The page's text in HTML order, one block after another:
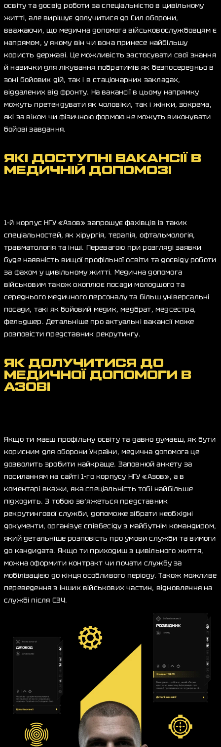
освіту та досвід роботи за спеціальністю в цивільному
житті, але вирішує долучитися до Сил оборони,
вважаючи, що медична допомога військовослужбовцям є
напрямом, у якому він чи вона принесе найбільшу
користь державі. Це можливість застосувати свої знання
й навички для лікування побратимів як безпосередньо в
зоні бойових дій, так і в стаціонарних закладах,
віддалених від фронту. На вакансії в цьому напрямку
можуть претендувати як чоловіки, так і жінки, зокрема,
які за віком чи фізичною формою не можуть виконувати
бойові завдання.
ЯКІ ДОСТУПНІ ВАКАНСІЇ В
МЕДИЧНІЙ ДОПОМОЗІ
1-й корпус НГУ «Азов» запрошує фахівців із таких
спеціальностей, як хірургія, терапія, офтальмологія,
травматологія та інші. Перевагою при розгляді заявки
буде наявність вищої профільної освіти та досвіду роботи
за фахом у цивільному житті. Медична допомога
військовим також охоплює посади молодшого та
середнього медичного персоналу та більш універсальні
посади, такі як бойовий медик, медбрат, медсестра,
фельдшер. Детальніше про актуальні вакансії може
розповісти представник рекрутингу.
ЯК ДОЛУЧИТИСЯ ДО
МЕДИЧНОЇ ДОПОМОГИ В
АЗОВІ
Якщо ти маєш профільну освіту та давно думаєш, як бути
корисним для оборони України, медична допомога це
дозволить зробити найкраще. Заповнюй анкету за
посиланням на сайті 1-го корпусу НГУ «Азов», а в
коментарі вкажи, яка спеціальність тобі найбільше
підходить. З тобою зв’яжеться представник
рекрутингової служби, допоможе зібрати необхідні
документи, організує співбесіду з майбутнім командиром,
який детальніше розповість про умови служби та вимоги
до кандидата. Якщо ти приходиш з цивільного життя,
можна оформити контракт чи почати службу за
мобілізацією до кінця особливого періоду. Також можливе
переведення з інших військових частин, відновлення на
службі після СЗЧ.